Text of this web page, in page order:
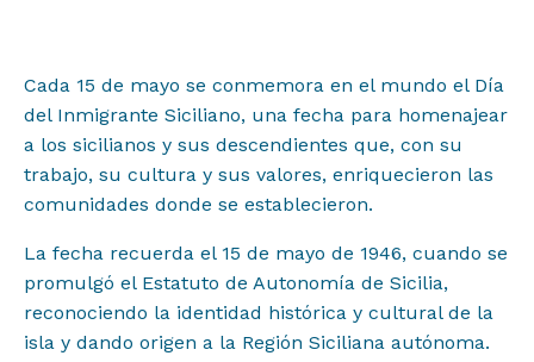
Cada 15 de mayo se conmemora en el mundo el Día
del Inmigrante Siciliano, una fecha para homenajear
a los sicilianos y sus descendientes que, con su
trabajo, su cultura y sus valores, enriquecieron las
comunidades donde se establecieron.
La fecha recuerda el 15 de mayo de 1946, cuando se
promulgó el Estatuto de Autonomía de Sicilia,
reconociendo la identidad histórica y cultural de la
isla y dando origen a la Región Siciliana autónoma.
Institucional
Muestras y Contenidos
Noticias
Difusión